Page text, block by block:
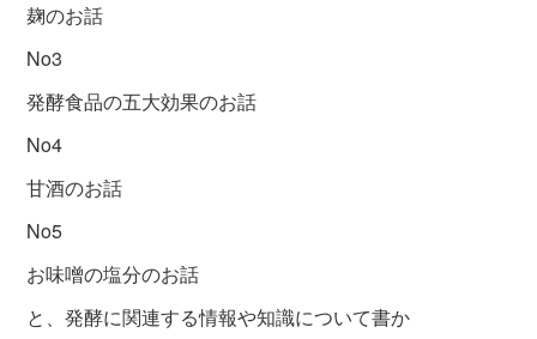
麹のお話
No3
発酵食品の五大効果のお話
No4
甘酒のお話
No5
お味噌の塩分のお話
と、発酵に関連する情報や知識について書か